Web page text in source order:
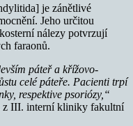
je zánětlivé
Jeho určitou
nálezy potvrzují
faraonů.
páteř a křížovo-
celé páteře. Pacienti trpí
respektive psoriózy,“
z III. interní kliniky fakultní